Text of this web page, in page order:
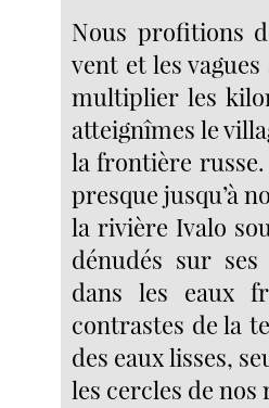
Nous profitions
vent et les
multiplier les
atteignîmes le
la frontière russe.
presque jusqu’à
la rivière Ivalo
dénudés sur
dans les eaux
contrastes de la
des eaux lisses,
les cercles de